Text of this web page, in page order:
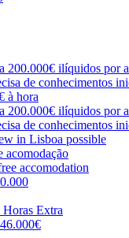
200.000€ ilíquidos por
de conhecimentos
à hora
200.000€ ilíquidos por
de conhecimentos
in Lisboa possible
acomodação
accomodation
Extra